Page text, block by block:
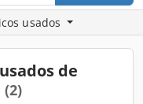
usados
de
(2)